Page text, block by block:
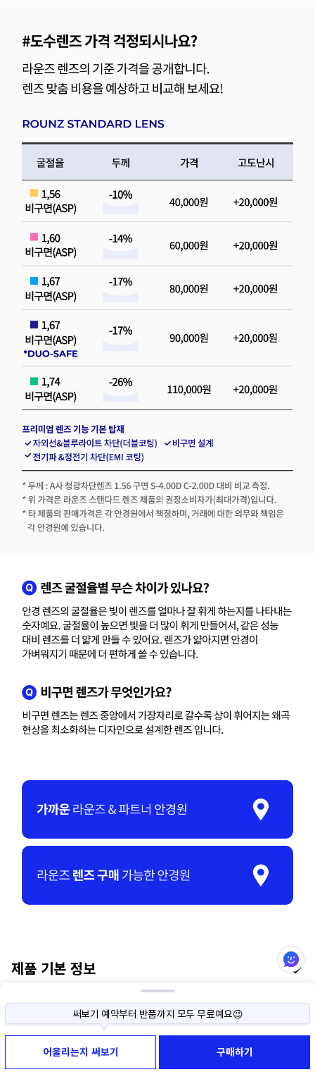
제품 기본 정보
이 상품과 비슷한 상품
사이즈나 색상이 고민된다면, 직접 써보고 구매하세요!
써보기 예약부터 반품까지 모두 무료예요😉
가까운 안경원에서 직접 써보고, 나중에 결제하세요🤓
어울리는지 써보기 구매하기